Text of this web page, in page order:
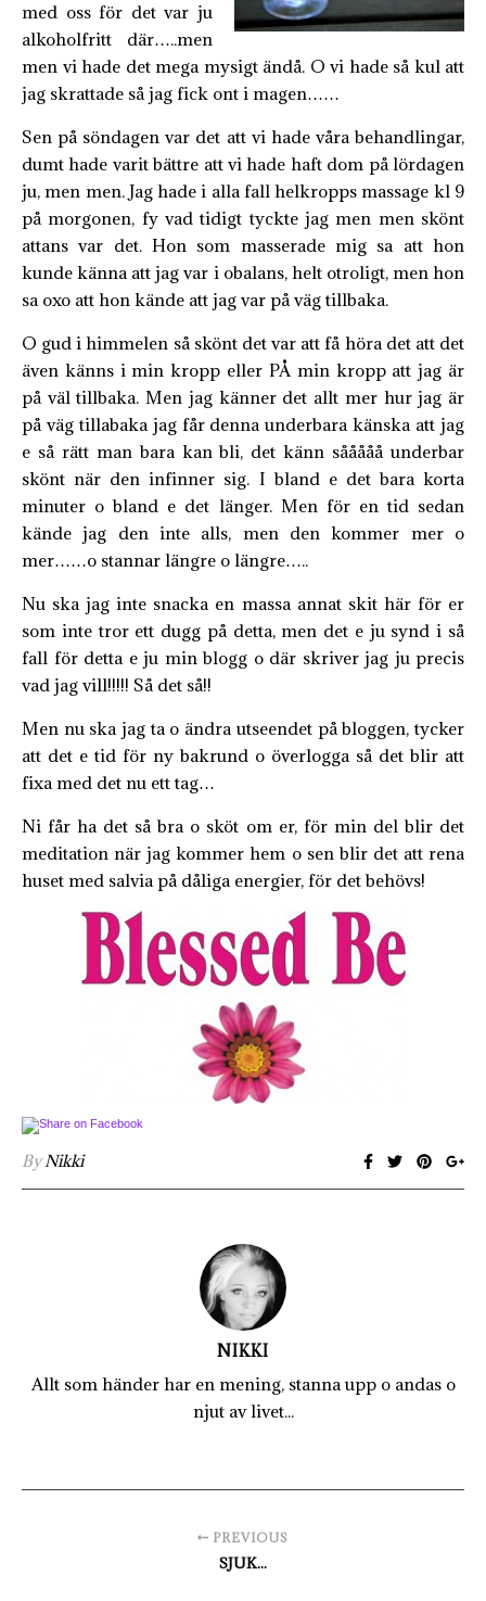
med oss för det var ju
alkoholfritt där…..men
men vi hade det mega mysigt ändå. O vi hade så kul att
jag skrattade så jag fick ont i magen……
Sen på söndagen var det att vi hade våra behandlingar,
dumt hade varit bättre att vi hade haft dom på lördagen
ju, men men. Jag hade i alla fall helkropps massage kl 9
på morgonen, fy vad tidigt tyckte jag men men skönt
attans var det. Hon som masserade mig sa att hon
kunde känna att jag var i obalans, helt otroligt, men hon
sa oxo att hon kände att jag var på väg tillbaka.
O gud i himmelen så skönt det var att få höra det att det
även känns i min kropp eller PÅ min kropp att jag är
på väl tillbaka. Men jag känner det allt mer hur jag är
på väg tillabaka jag får denna underbara känska att jag
e så rätt man bara kan bli, det känn sååååå underbar
skönt när den infinner sig. I bland e det bara korta
minuter o bland e det länger. Men för en tid sedan
kände jag den inte alls, men den kommer mer o
mer……o stannar längre o längre…..
Nu ska jag inte snacka en massa annat skit här för er
som inte tror ett dugg på detta, men det e ju synd i så
fall för detta e ju min blogg o där skriver jag ju precis
vad jag vill!!!!! Så det så!!
Men nu ska jag ta o ändra utseendet på bloggen, tycker
att det e tid för ny bakrund o överlogga så det blir att
fixa med det nu ett tag…
Ni får ha det så bra o sköt om er, för min del blir det
meditation när jag kommer hem o sen blir det att rena
huset med salvia på dåliga energier, för det behövs!
ByNikki
NIKKI
Allt som händer har en mening, stanna upp o andas o
njut av livet...
PREVIOUS
SJUK...